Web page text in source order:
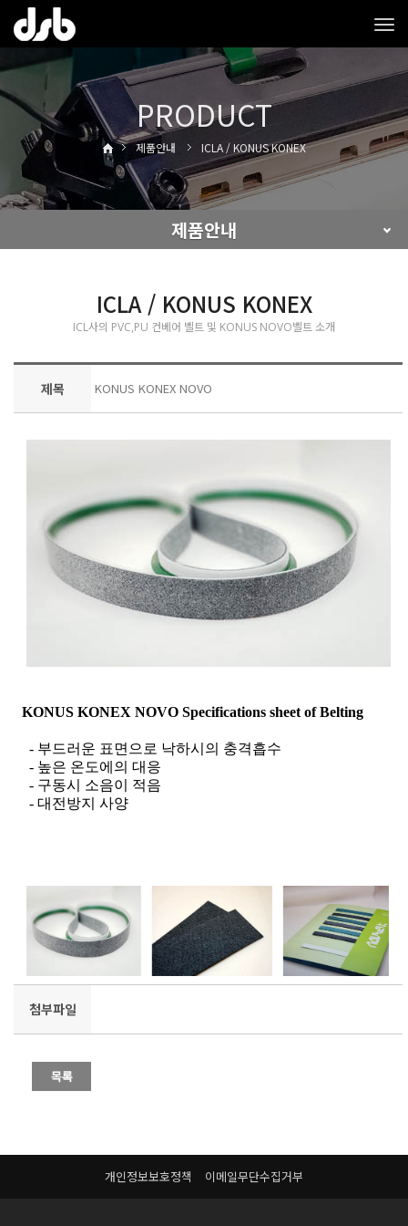
PRODUCT
제품안내 ICLA / KONUS KONEX
제품안내
ICLA / KONUS KONEX
ICL사의 PVC,PU 컨베어 벨트 및 KONUS NOVO벨트 소개
제목 KONUS KONEX NOVO
KONUS KONEX NOVO Specifications sheet of Belting
- 부드러운 표면으로 낙하시의 충격흡수
- 높은 온도에의 대응
- 구동시
소음이 적음
- 대전방지 사양
첨부파일
개인정보보호정책 이메일무단수집거부